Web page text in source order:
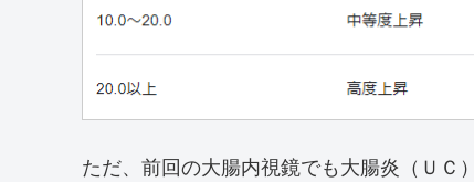
ただ、前回の大腸内視鏡でも大腸炎（Ｕ